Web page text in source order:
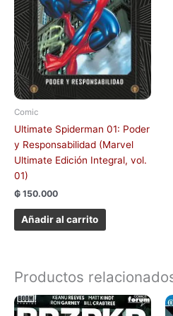
Comic
Ultimate Spiderman 01: Poder
y Responsabilidad (Marvel
Ultimate Edición Integral, vol.
01)
₲ 150.000
Añadir al carrito
Productos
Este